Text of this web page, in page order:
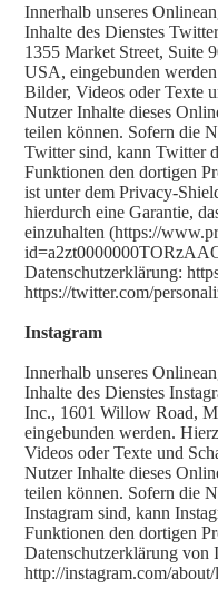
Innerhalb unseres
Inhalte des Dienstes
1355 Market Street, Suite
USA, eingebunden
Bilder, Videos oder Texte
Nutzer Inhalte dieses
teilen können. Sofern die
Twitter sind, kann Twitter
Funktionen den dortigen
ist unter dem Privacy-
hierdurch eine Garantie,
einzuhalten (https://
Datenschutzerklärung:
https://twitter.com/
Instagram
Innerhalb unseres
Inhalte des Dienstes
Inc., 1601 Willow Road,
eingebunden werden.
Videos oder Texte und
Nutzer Inhalte dieses
teilen können. Sofern die
Instagram sind, kann
Funktionen den dortigen
Datenschutzerklärung von
http://instagram.com/